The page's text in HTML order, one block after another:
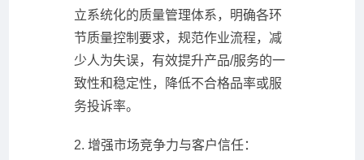
立系统化的质量管理体系，明确各环
节质量控制要求，规范作业流程，减
少人为失误，有效提升产品/服务的一
致性和稳定性，降低不合格品率或服
务投诉率。
2. 增强市场竞争力与客户信任：